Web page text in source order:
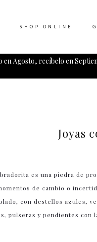
recíbelo en
SHOP ONLINE
Joyas
es una piedra de
de cambio o
con destellos azules,
pulseras y pendientes con